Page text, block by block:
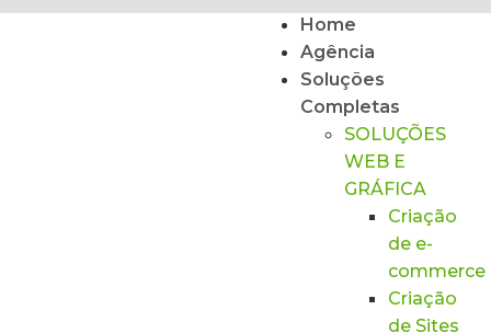
Home
Agência
Soluções
Completas
SOLUÇÕES
WEB E
GRÁFICA
Criação
de e-
commerce
Criação
de Sites